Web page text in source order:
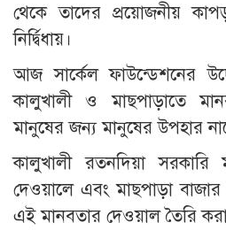
থেকে তাদের প্রয়োজনীয়
নির্দ্বিধায়।
আজ সার্কেল ফাউন্ডেশনের
কালুখালী ও মাছপাড়াতে
মানুষের জন্য মানুষের উপহার
কালুখালী রতনদিয়া সরকারি
দেওয়ালে এবং মাছপাড়া
এই মানবতার দেওয়াল তৈরি